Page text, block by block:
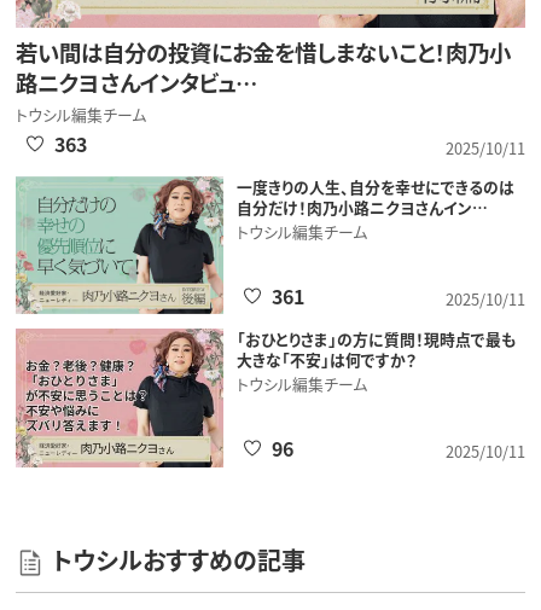
若い間は自分の投資にお金を惜しまないこと！肉乃小
路ニクヨさんインタビュ…
トウシル編集チーム
2025/10/11
363
一度きりの人生、自分を幸せにできるのは
自分だけ！肉乃小路ニクヨさんイン…
トウシル編集チーム
2025/10/11
361
「おひとりさま」の方に質問！現時点で最も
大きな「不安」は何ですか？
トウシル編集チーム
2025/10/11
96
トウシルおすすめの記事